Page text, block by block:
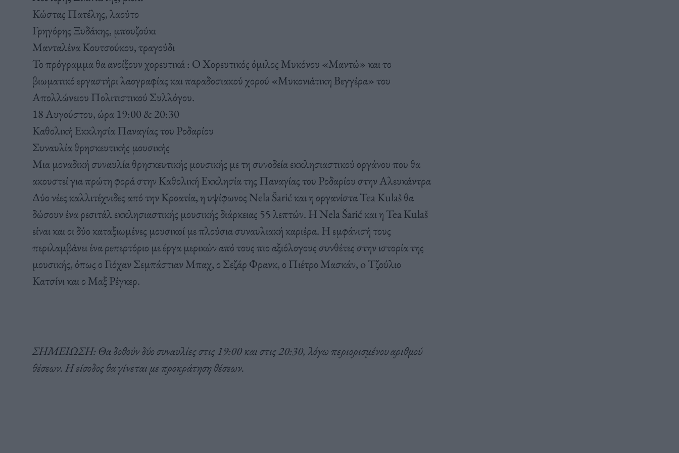
Κώστας Πατέλης, λαούτο
Γρηγόρης Ξυδάκης, μπουζούκι
Μανταλένα Κουτσούκου, τραγούδι
Το πρόγραμμα θα ανοίξουν χορευτικά : Ο Χορευτικός όμιλος Μυκόνου «Μαντώ» και το
βιωματικό εργαστήρι λαογραφίας και παραδοσιακού χορού «Μυκονιάτικη Βεγγέρα» του
Απολλώνειου Πολιτιστικού Συλλόγου.
18 Αυγούστου, ώρα 19:00 & 20:30
Καθολική Εκκλησία Παναγίας του Ροδαρίου
Συναυλία θρησκευτικής μουσικής
Μια μοναδική συναυλία θρησκευτικής μουσικής με τη συνοδεία εκκλησιαστικού οργάνου που θα
ακουστεί για πρώτη φορά στην Καθολική Εκκλησία της Παναγίας του Ροδαρίου στην Αλευκάντρα
Δύο νέες καλλιτέχνιδες από την Κροατία, η υψίφωνος Nela Šarić και η οργανίστα Tea Kulaš θα
δώσουν ένα ρεσιτάλ εκκλησιαστικής μουσικής διάρκειας 55 λεπτών. Η Nela Šarić και η Tea Kulaš
είναι και οι δύο καταξιωμένες μουσικοί με πλούσια συναυλιακή καριέρα. Η εμφάνισή τους
περιλαμβάνει ένα ρεπερτόριο με έργα μερικών από τους πιο αξιόλογους συνθέτες στην ιστορία της
μουσικής, όπως ο Γιόχαν Σεμπάστιαν Μπαχ, ο Σεζάρ Φρανκ, ο Πιέτρο Μασκάν, o Τζούλιο
Κατσίνι και ο Μαξ Ρέγκερ.
ΣΗΜΕΙΩΣΗ: Θα δοθούν δύο συναυλίες στις 19:00 και στις 20:30, λόγω περιορισμένου αριθμού
θέσεων. Η είσοδος θα γίνεται με προκράτηση θέσεων.